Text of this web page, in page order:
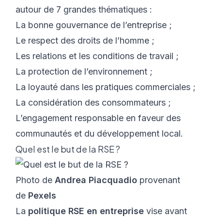
autour de 7 grandes thématiques :
La bonne gouvernance de l’entreprise ;
Le respect des droits de l’homme ;
Les relations et les conditions de travail ;
La protection de l’environnement ;
La loyauté dans les pratiques commerciales ;
La considération des consommateurs ;
L’engagement responsable en faveur des
communautés et du développement local.
Quel est le but de la RSE ?
Photo de Andrea Piacquadio provenant
de Pexels
La politique RSE en entreprise vise avant